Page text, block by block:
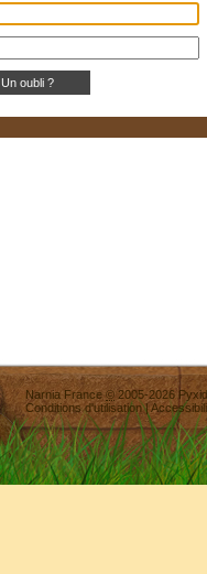
Un oubli ?
Narnia France ©2005-2026
Conditions d'utilisation|